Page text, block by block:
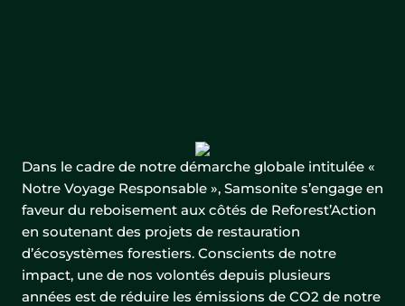
Dans le cadre de notre démarche globale intitulée «
Notre Voyage Responsable », Samsonite s’engage en
faveur du reboisement aux côtés de Reforest’Action
en soutenant des projets de restauration
d’écosystèmes forestiers. Conscients de notre
impact, une de nos volontés depuis plusieurs
années est de réduire les émissions de CO2 de notre